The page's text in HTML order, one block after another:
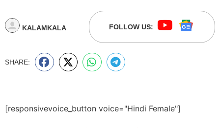
KALAMKALA FOLLOW US:
SHARE:
[responsivevoice_button voice="Hindi Female"]